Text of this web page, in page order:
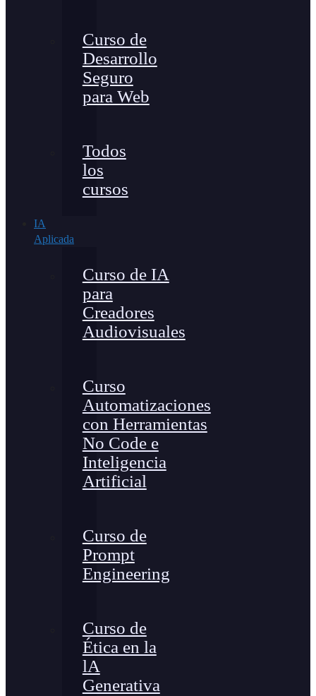
Curso de
Desarrollo
Seguro
para Web
Todos
los
cursos
IA
Aplicada
Curso de IA
para
Creadores
Audiovisuales
Curso
Automatizaciones
con Herramientas
No Code e
Inteligencia
Artificial
Curso de
Prompt
Engineering
Curso de
Ética en la
lA
Generativa